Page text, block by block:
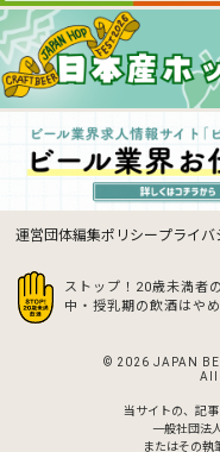
運営団体編集ポリシープライバ
ストップ！20歳未満者
中・授乳期の飲酒はやめ
© 2026 JAPAN
All
当サイトの、記
一般社団法
またはその執